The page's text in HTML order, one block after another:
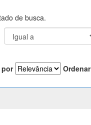
de busca.
por Ordenar